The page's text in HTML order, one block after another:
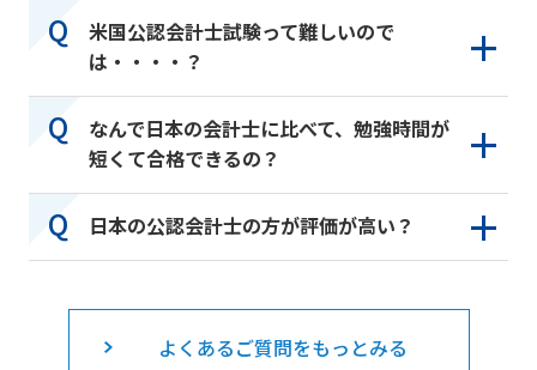
米国公認会計士試験って難しいので
は・・・・？
なんで日本の会計士に比べて、勉強時間が
短くて合格できるの？
日本の公認会計士の方が評価が高い？
よくあるご質問をもっとみる